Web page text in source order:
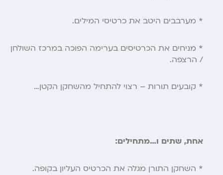
* מערבבים היטב את כרטיסי המילים.
* מניחים את הכרטיסים בערימה הפוכה במרכז השולחן
/ הרצפה.
* קובעים תורות – רצוי להתחיל מהשחקן הקטן…
אחת, שתים ו…מתחילים:
* השחקן התורן מגלה את הכרטיס העליון בקופה.